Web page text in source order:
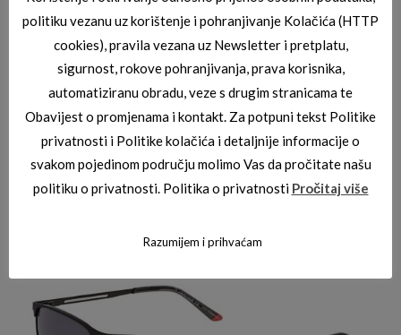
JAGUAR 03_7253_4791
politiku vezanu uz korištenje i pohranjivanje Kolačića (HTTP
cookies), pravila vezana uz Newsletter i pretplatu,
sigurnost, rokove pohranjivanja, prava korisnika,
automatiziranu obradu, veze s drugim stranicama te
Obavijest o promjenama i kontakt. Za potpuni tekst Politike
privatnosti i Politike kolačića i detaljnije informacije o
svakom pojedinom području molimo Vas da pročitate našu
politiku o privatnosti. Politika o privatnosti Pročitaj više
Razumijem i prihvaćam